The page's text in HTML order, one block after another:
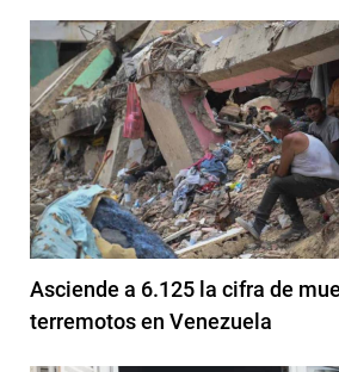
Asciende a 6.125 la cifra de
terremotos en Venezuela